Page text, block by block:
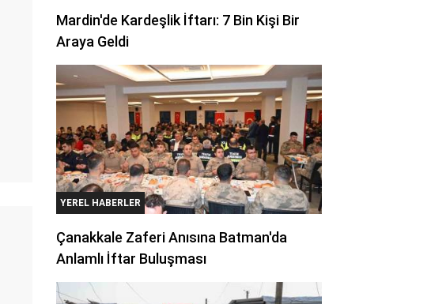
Mardin'de Kardeşlik İftarı: 7 Bin Kişi Bir
Araya Geldi
YEREL HABERLER
Çanakkale Zaferi Anısına Batman'da
Anlamlı İftar Buluşması